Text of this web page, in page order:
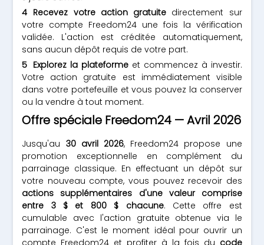
Recevez votre action gratuite directement sur
votre compte Freedom24 une fois la vérification
validée. L'action est créditée automatiquement,
sans aucun dépôt requis de votre part.
Explorez la plateforme et commencez à investir.
Votre action gratuite est immédiatement visible
dans votre portefeuille et vous pouvez la conserver
ou la vendre à tout moment.
Offre spéciale Freedom24 — Avril 2026
Jusqu'au 30 avril 2026, Freedom24 propose une
promotion exceptionnelle en complément du
parrainage classique. En effectuant un dépôt sur
votre nouveau compte, vous pouvez recevoir des
actions supplémentaires d'une valeur comprise
entre 3 $ et 800 $ chacune. Cette offre est
cumulable avec l'action gratuite obtenue via le
parrainage. C'est le moment idéal pour ouvrir un
compte Freedom24 et profiter à la fois du code